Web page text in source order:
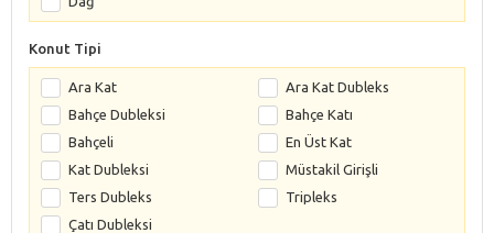
Konut Tipi
Ara Kat
Ara Kat Dubleks
Bahçe Dubleksi
Bahçe Katı
Bahçeli
En Üst Kat
Kat Dubleksi
Müstakil Girişli
Ters Dubleks
Tripleks
Çatı Dubleksi